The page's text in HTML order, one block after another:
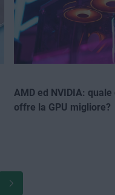
AMD ed NVIDIA:
offre la GPU migliore?